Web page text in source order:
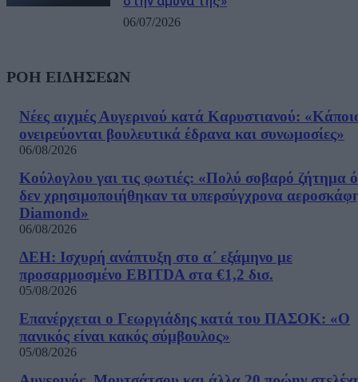
06/07/2026
ονειρεύονται βουλευτικά έδρανα και συνωμοσίες»
06/08/2026
δεν χρησιμοποιήθηκαν τα υπερσύγχρονα
Diamond»
06/08/2026
προσαρμοσμένο EBITDA στα €1,2 δισ.
05/08/2026
πανικός είναι κακός σύμβουλος»
05/08/2026